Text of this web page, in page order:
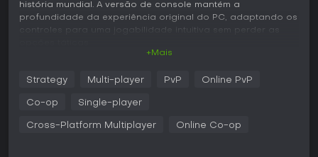
história mundial. A versão de console mantém a
profundidade da experiência original do PC, adaptando os
controles para uma jogabilidade intuitiva sem perder as
O ciclo principal gira em torno da coleta de recursos como
madeira, comida, ouro e pedra para construir edifícios,
progridem por quatro eras, desbloqueando unidades e
+Mais
Strategy Multi-player PvP Online PvP
Co-op Single-player
Cross-Platform Multiplayer Online Co-op